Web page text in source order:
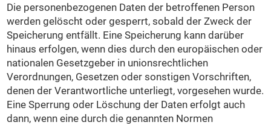
Die personenbezogenen Daten der betroffenen Person
werden gelöscht oder gesperrt, sobald der Zweck der
Speicherung entfällt. Eine Speicherung kann darüber
hinaus erfolgen, wenn dies durch den europäischen oder
nationalen Gesetzgeber in unionsrechtlichen
Verordnungen, Gesetzen oder sonstigen Vorschriften,
denen der Verantwortliche unterliegt, vorgesehen wurde.
Eine Sperrung oder Löschung der Daten erfolgt auch
dann, wenn eine durch die genannten Normen